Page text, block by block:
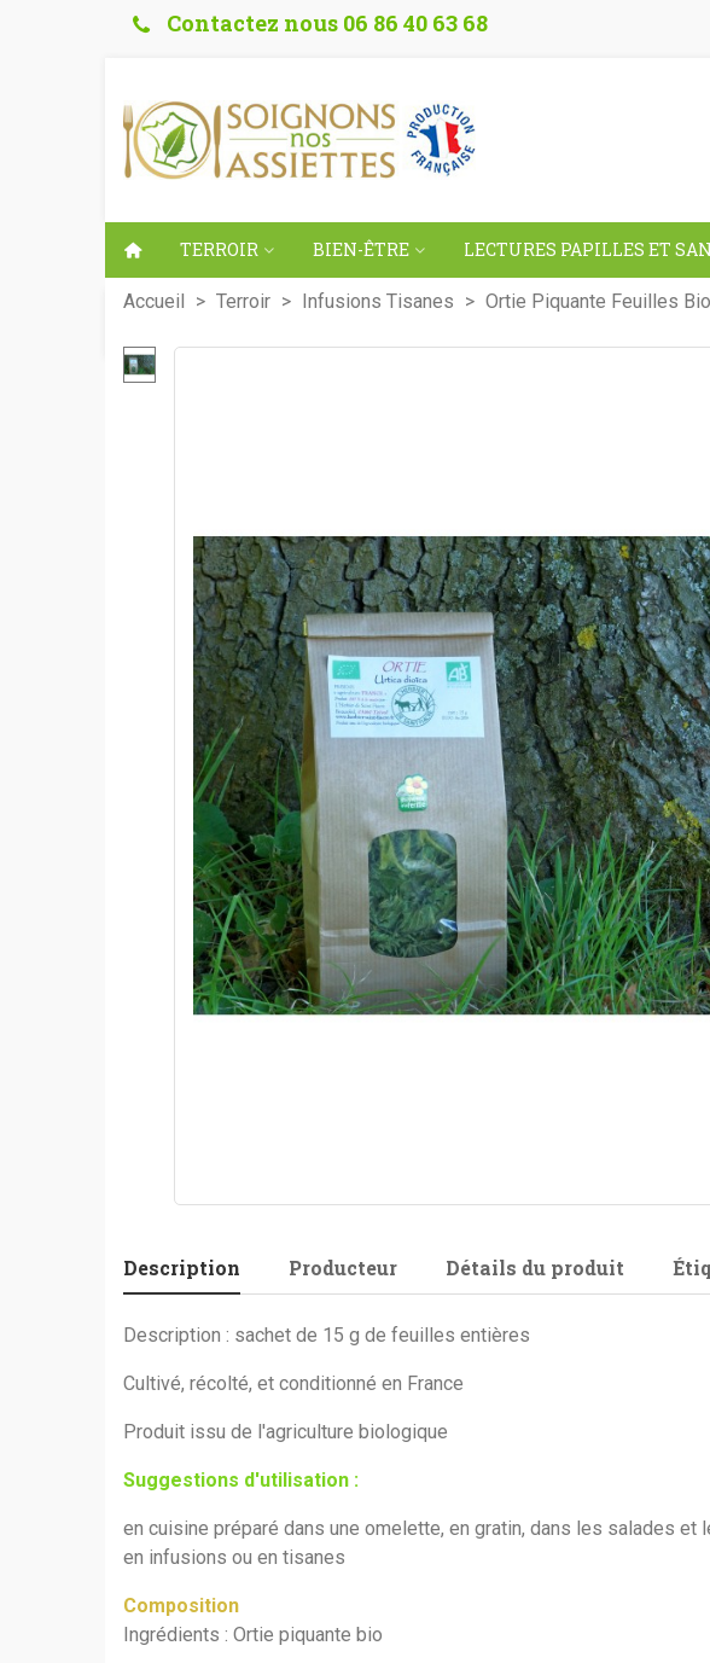
Contactez nous 06 86 40 63 68
TERROIR BIEN-ÊTRE LECTURES PAPILLES ET
Accueil > Terroir > Infusions Tisanes > Ortie Piquante Feuilles Bio
Description Producteur Détails du produit
Description : sachet de 15 g de feuilles entières
Cultivé, récolté, et conditionné en France
Produit issu de l'agriculture biologique
Suggestions d'utilisation :
en cuisine préparé dans une omelette, en gratin, dans les salades
en infusions ou en tisanes
Composition
Ingrédients : Ortie piquante bio